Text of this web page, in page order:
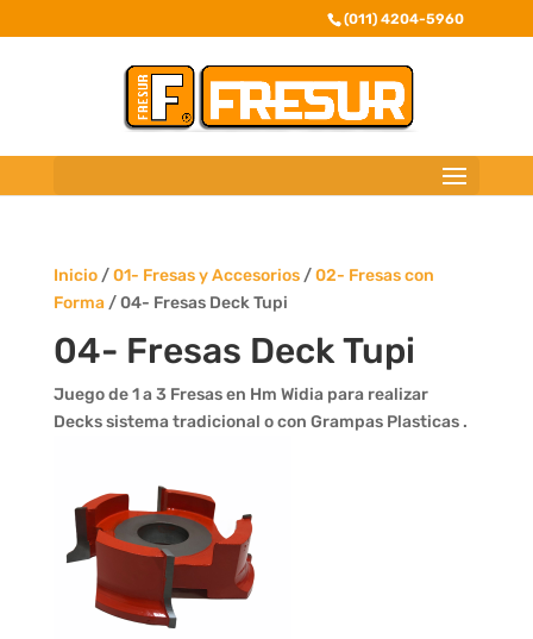
(011) 4204-5960
Inicio/01- Fresas y Accesorios/02- Fresas con
Forma/ 04- Fresas Deck Tupi
04- Fresas Deck Tupi
Juego de 1 a 3 Fresas en Hm Widia para realizar
Decks sistema tradicional o con Grampas Plasticas .